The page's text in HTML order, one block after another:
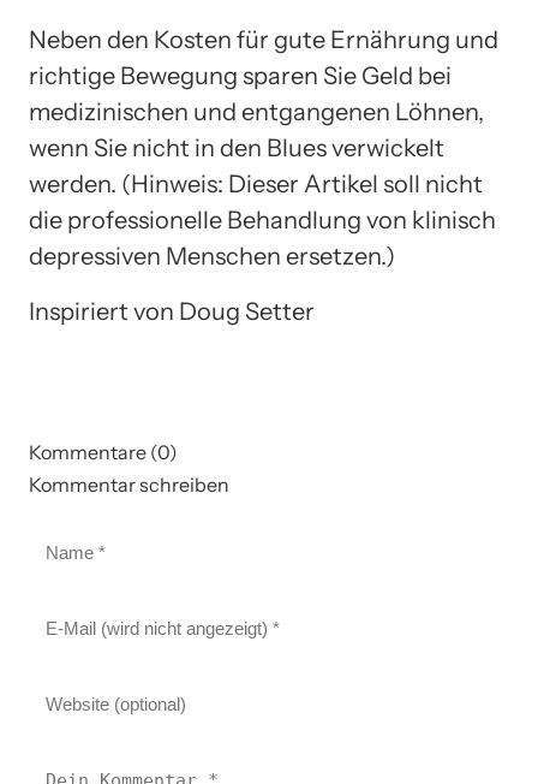
Neben den Kosten für gute Ernährung und
richtige Bewegung sparen Sie Geld bei
medizinischen und entgangenen Löhnen,
wenn Sie nicht in den Blues verwickelt
werden. (Hinweis: Dieser Artikel soll nicht
die professionelle Behandlung von klinisch
depressiven Menschen ersetzen.)
Inspiriert von Doug Setter
Kommentare (0)
Kommentar schreiben